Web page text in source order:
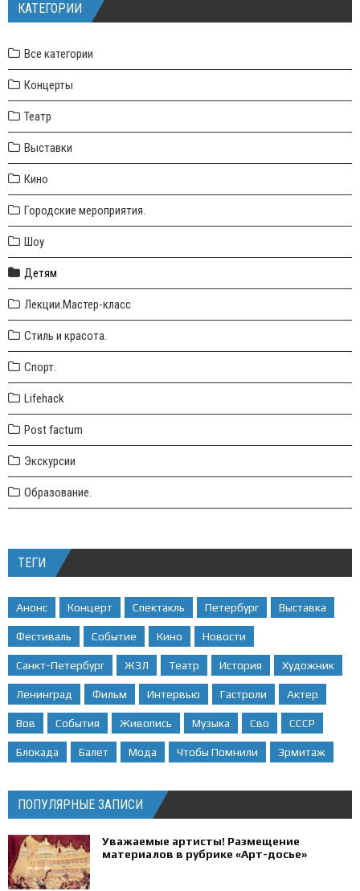
КАТЕГОРИИ
Все категории
Концерты
Театр
Выставки
Кино
Городские мероприятия.
Шоу
Детям
Лекции.Мастер-класс
Стиль и красота.
Спорт.
Lifehack
Post factum
Экскурсии
Образование.
ТЕГИ
Анонс Концерт Спектакль Петербург Выставка
Фестиваль Событие Кино Новости
Санкт-Петербург ЖЗЛ Театр История Художник
Ленинград Фильм Интервью Гастроли Актер
Вов События Живопись Музыка Сво СССР
Блокада Балет Мода Чтобы Помнили Эрмитаж
ПОПУЛЯРНЫЕ ЗАПИСИ
Уважаемые артисты! Размещение
материалов в рубрике «Арт-досье»